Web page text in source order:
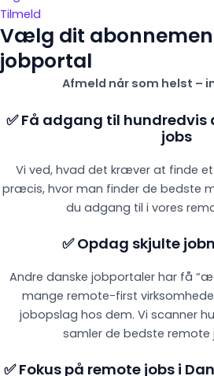
Tilmeld
Vælg dit
jobportal
Afmeld når som helst –
✅ Få adgang til
jobs
Vi ved, hvad det kræver at finde
præcis, hvor man finder de bedste
du adgang til i vores
✅ Opdag skjulte
Andre danske jobportaler har få
mange remote-first
jobopslag hos dem. Vi scanner
samler de bedste remote
✅ Fokus på remote jobs i